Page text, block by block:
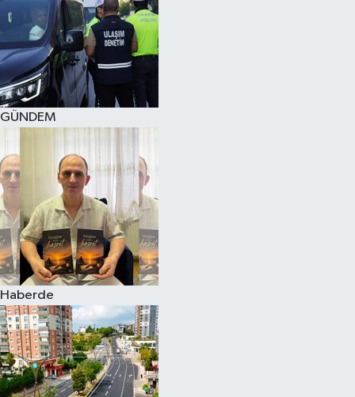
GÜNDEM
Haberde
Süper Lig Puan Durumu ve Fikstür
Tüm Manşetler
Son Dakika Haberleri
Haber Arşivi